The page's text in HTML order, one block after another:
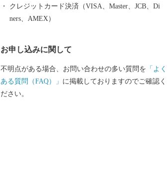
クレジットカード決済（VISA、Master、JCB、Di
ners、AMEX）
お申し込みに関して
不明点がある場合、お問い合わせの多い質問を 「よく
ある質問（FAQ）」 に掲載しておりますのでご確認く
ださい。